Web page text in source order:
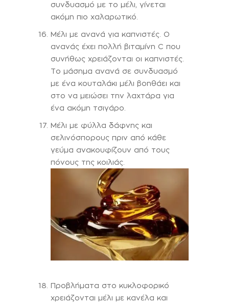
συνδυασμό με το μέλι, γίνεται
ακόμη πιο χαλαρωτικό.
Μέλι με ανανά για καπνιστές. Ο
ανανάς έχει πολλή βιταμίνη C που
συνήθως χρειάζονται οι καπνιστές.
Το μάσημα ανανά σε συνδυασμό
με ένα κουταλάκι μέλι βοηθάει και
στο να μειώσει την λαχτάρα για
ένα ακόμη τσιγάρο.
Μέλι με φύλλα δάφνης και
σελινόσπορους πριν από κάθε
γεύμα ανακουφίζουν από τους
πόνους της κοιλιάς.
Προβλήματα στο κυκλοφορικό
χρειάζονται μέλι με κανέλα και